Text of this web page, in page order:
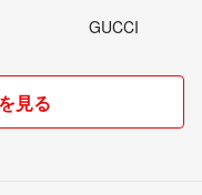
GUCCI
見る